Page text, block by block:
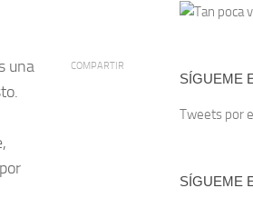
una
COMPARTIR
SÍGUEME
Tweets por
SÍGUEME